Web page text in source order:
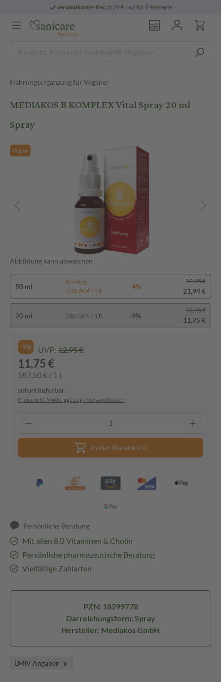
versandkostenfreiab 29 € und für E-Rezepte
Nahrungsergänzung für Veganer
MEDIAKOS B KOMPLEX Vital Spray 20 ml
Spray
Vegan
Abbildung kann abweichen
50 ml
Spartipp
(438,80 € / 1 l)
-4%
22,95 €
21,94 €
20 ml (587,50 € / 1 l) -9%
12,95 €
11,75 €
-9% UVP: 12,95 €
11,75 €
587,50 € / 1 l
sofort lieferbar
Preise inkl. MwSt. ggf. zzgl. Versandkosten
In den Warenkorb
Persönliche Beratung
Mit allen 8 B Vitaminen & Cholin
Persönliche pharmazeutische Beratung
Vielfältige Zahlarten
PZN: 18299778
Darreichungsform: Spray
Hersteller: Mediakos GmbH
LMIV Angaben